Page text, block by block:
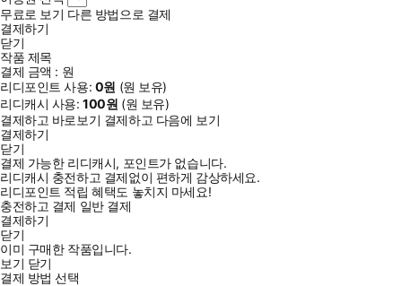
무료로 보기 다른 방법으로 결제
결제하기
닫기
작품 제목
결제 금액 : 원
리디포인트 사용: 0원 (원 보유)
리디캐시 사용:100원 (원 보유)
결제하고 바로보기 결제하고 다음에 보기
결제하기
닫기
결제 가능한 리디캐시, 포인트가 없습니다.
리디캐시 충전하고 결제없이 편하게 감상하세요.
리디포인트 적립 혜택도 놓치지 마세요!
충전하고 결제 일반 결제
결제하기
닫기
이미 구매한 작품입니다.
보기 닫기
결제 방법 선택